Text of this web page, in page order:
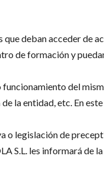
deban acceder de
de formación y
funcionamiento del
la entidad, etc. En
o legislación de
S.L. les informará de